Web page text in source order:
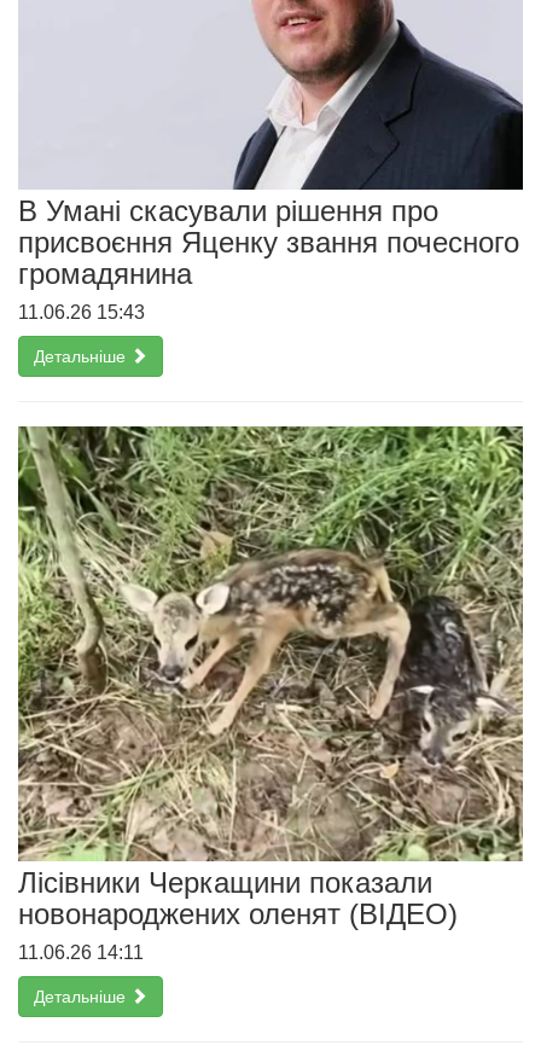
В Умані скасували рішення про
присвоєння Яценку звання почесного
громадянина
11.06.26 15:43
Детальніше
Лісівники Черкащини показали
новонароджених оленят (ВІДЕО)
11.06.26 14:11
Детальніше